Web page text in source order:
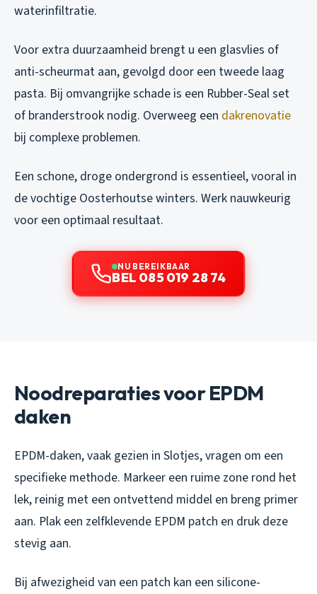
waterinfiltratie.
Voor extra duurzaamheid brengt u een glasvlies of
anti-scheurmat aan, gevolgd door een tweede laag
pasta. Bij omvangrijke schade is een Rubber-Seal set
of branderstrook nodig. Overweeg een dakrenovatie
bij complexe problemen.
Een schone, droge ondergrond is essentieel, vooral in
de vochtige Oosterhoutse winters. Werk nauwkeurig
voor een optimaal resultaat.
NU BEREIKBAAR
BEL 085 019 28 74
Noodreparaties voor EPDM
daken
EPDM-daken, vaak gezien in Slotjes, vragen om een
specifieke methode. Markeer een ruime zone rond het
lek, reinig met een ontvettend middel en breng primer
aan. Plak een zelfklevende EPDM patch en druk deze
stevig aan.
Bij afwezigheid van een patch kan een silicone-